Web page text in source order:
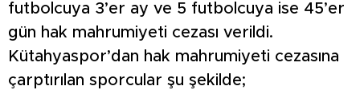
futbolcuya 3’er ay ve 5 futbolcuya ise 45’er
gün hak mahrumiyeti cezası verildi.
Kütahyaspor’dan hak mahrumiyeti cezasına
çarptırılan sporcular şu şekilde;